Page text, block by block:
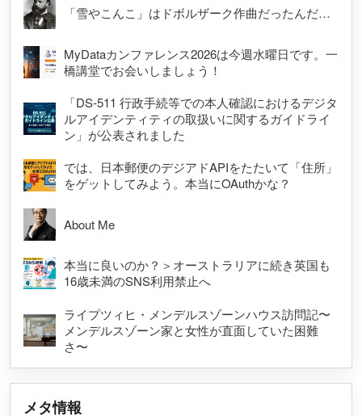
「雪やこんこ」はドボルザーク作曲だったんだ…
MyDataカンファレンス2026は今週水曜日です。一
橋講堂でお会いしましょう！
「DS-511 行政手続等での本人確認におけるデジタ
ルアイデンティティの取扱いに関するガイドライ
ン」が公表されました
では、日本郵便のデジアドAPIをたたいて「住所」
をゲットしてみよう。本当にOAuthかな？
About Me
本当に良いのか？＞オーストラリアに続き英国も
16歳未満のSNS利用禁止へ
ライプツィヒ・メンデルスゾーンハウス訪問記〜
メンデルスゾーン家と女性が直面していた困難
さ〜
メタ情報